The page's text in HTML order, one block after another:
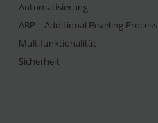
Automatisierung
ABP – Additional Beveling Process
Multifunktionalität
Sicherheit